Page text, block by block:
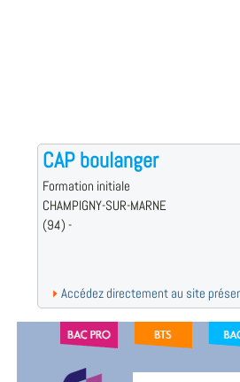
CAP boulanger
Formation initiale
CHAMPIGNY-SUR-MARNE
(94) -
Accédez directement au site